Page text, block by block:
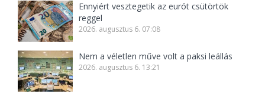
Ennyiért vesztegetik az eurót csütörtök
reggel
2026. augusztus 6. 07:08
Nem a véletlen műve volt a paksi leállás
2026. augusztus 6. 13:21